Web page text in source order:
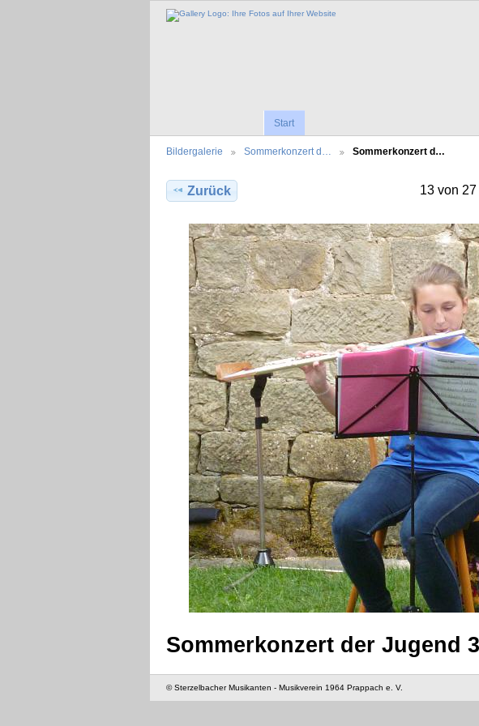
Start
Bildergalerie Sommerkonzert d… Sommerkonzert d…
Zurück 13 von 27
Sommerkonzert der Jugend
© Sterzelbacher Musikanten - Musikverein 1964 Prappach e. V.